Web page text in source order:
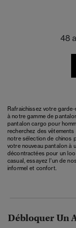
48
Rafraichissez votre
à notre gamme de
pantalon cargo pour
recherchez des
notre sélection de chinos
votre nouveau pantalon à
décontractées pour un
casual, essayez l'un de
informel et confort.
Débloquer Un